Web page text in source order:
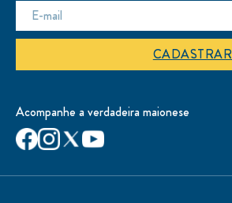
CADASTRAR
Acompanhe a verdadeira maionese